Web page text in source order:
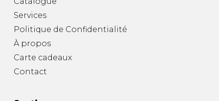
Services
Politique de Confidentialité
À propos
Carte cadeaux
Contact